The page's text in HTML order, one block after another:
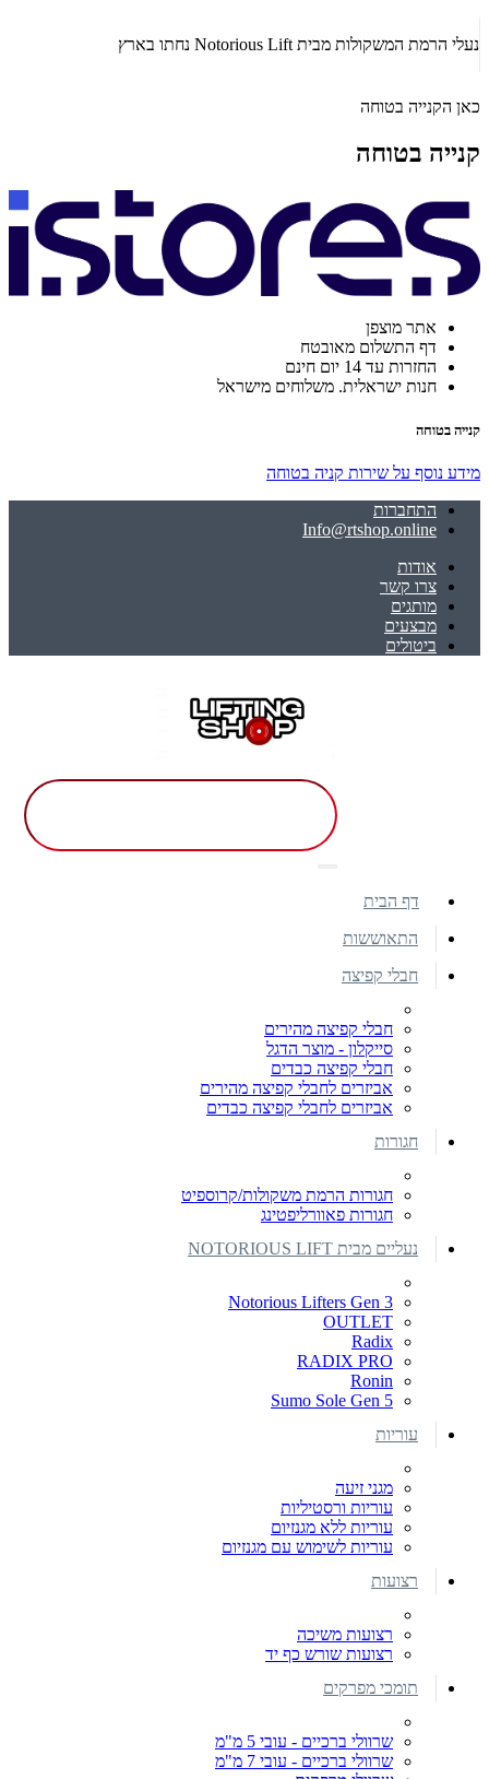
כאן הקנייה בטוחה
קנייה בטוחה
אתר מוצפן
דף התשלום מאובטח
החזרות עד 14 יום חינם
חנות ישראלית. משלוחים מישראל
קנייה בטוחה
מידע נוסף על שירות קניה בטוחה
התחברות
Info@rtshop.online
אודות
צרו קשר
מותגים
מבצעים
ביטולים
דף הבית
התאוששות
חבלי קפיצה
חבלי קפיצה מהירים
סייקלון - מוצר הדגל
חבלי קפיצה כבדים
אביזרים לחבלי קפיצה מהירים
אביזרים לחבלי קפיצה כבדים
חגורות
חגורות הרמת משקולות/קרוספיט
חגורות פאוורליפטינג
נעליים מבית NOTORIOUS LIFT
Notorious Lifters Gen 3
OUTLET
Radix
RADIX PRO
Ronin
Sumo Sole Gen 5
עוריות
מגני זיעה
עוריות ורסטיליות
עוריות ללא מגנזיום
עוריות לשימוש עם מגנזיום
רצועות
רצועות משיכה
רצועות שורש כף יד
תומכי מפרקים
שרוולי ברכיים - עובי 5 מ"מ
שרוולי ברכיים - עובי 7 מ"מ